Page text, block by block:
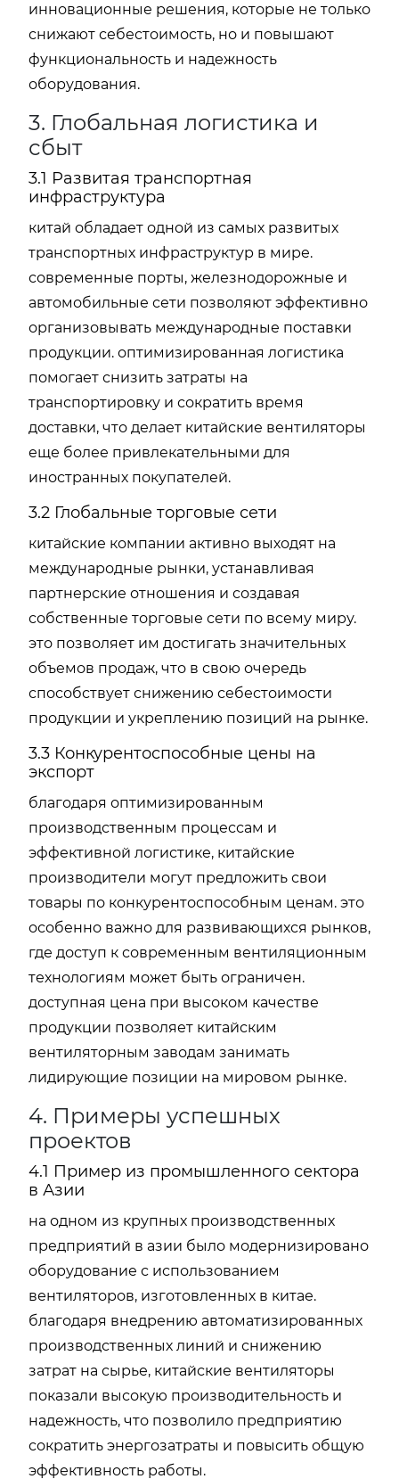
инновационные решения, которые не только
снижают себестоимость, но и повышают
функциональность и надежность
оборудования.
3. Глобальная логистика и
сбыт
3.1 Развитая транспортная
инфраструктура
китай обладает одной из самых развитых
транспортных инфраструктур в мире.
современные порты, железнодорожные и
автомобильные сети позволяют эффективно
организовывать международные поставки
продукции. оптимизированная логистика
помогает снизить затраты на
транспортировку и сократить время
доставки, что делает китайские вентиляторы
еще более привлекательными для
иностранных покупателей.
3.2 Глобальные торговые сети
китайские компании активно выходят на
международные рынки, устанавливая
партнерские отношения и создавая
собственные торговые сети по всему миру.
это позволяет им достигать значительных
объемов продаж, что в свою очередь
способствует снижению себестоимости
продукции и укреплению позиций на рынке.
3.3 Конкурентоспособные цены на
экспорт
благодаря оптимизированным
производственным процессам и
эффективной логистике, китайские
производители могут предложить свои
товары по конкурентоспособным ценам. это
особенно важно для развивающихся рынков,
где доступ к современным вентиляционным
технологиям может быть ограничен.
доступная цена при высоком качестве
продукции позволяет китайским
вентиляторным заводам занимать
лидирующие позиции на мировом рынке.
4. Примеры успешных
проектов
4.1 Пример из промышленного сектора
в Азии
на одном из крупных производственных
предприятий в азии было модернизировано
оборудование с использованием
вентиляторов, изготовленных в китае.
благодаря внедрению автоматизированных
производственных линий и снижению
затрат на сырье, китайские вентиляторы
показали высокую производительность и
надежность, что позволило предприятию
сократить энергозатраты и повысить общую
эффективность работы.